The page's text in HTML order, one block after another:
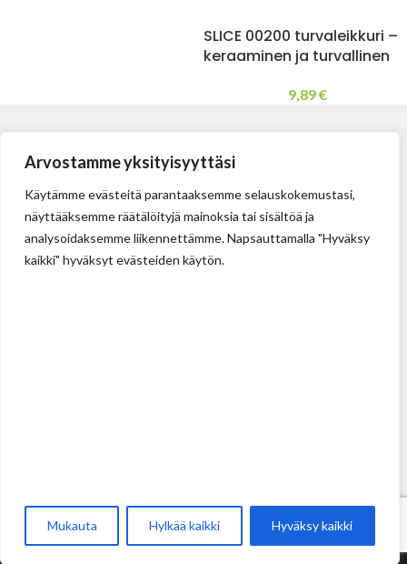
Arvostamme yksityisyyttäsi
Käytämme evästeitä parantaaksemme selauskokemustasi,
näyttääksemme räätälöityjä mainoksia tai sisältöä ja
analysoidaksemme liikennettämme. Napsauttamalla "Hyväksy
kaikki" hyväksyt evästeiden käytön.
Mukauta Hylkää kaikki Hyväksy kaikki
SLICE 00200 turvaleikkuri –
keraaminen ja turvallinen
9,89€
Tehdas
FI